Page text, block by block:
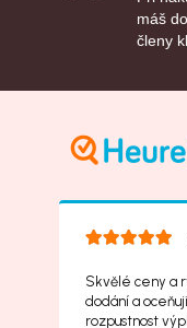
máš
členy
Skvělé ceny a
dodání a oceňuji
rozpustnost